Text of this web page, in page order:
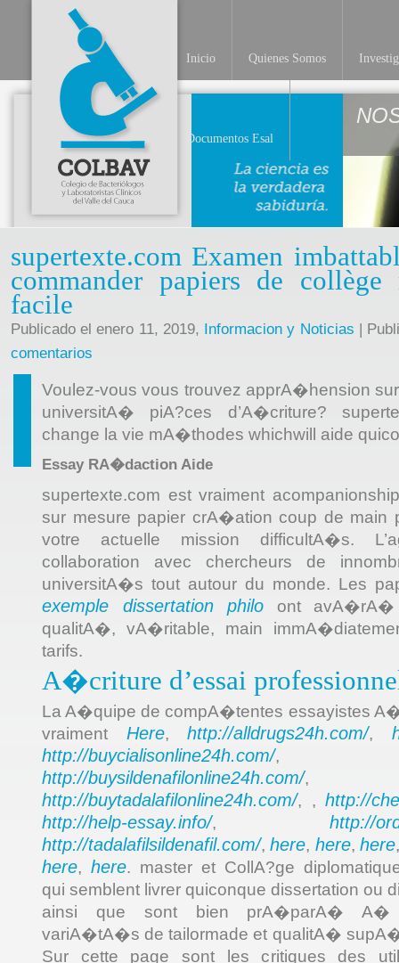
Inicio Quienes Somos
Documentos Esal
supertexte.com Examen
commander papiers de
facile
Publicado el enero 11, 2019, Informacion y Noticias |
comentarios
Voulez-vous vous trouvez apprA�hension
universitA� piA?ces d’A�criture?
change la vie mA�thodes whichwill aide
Essay RA�daction Aide
supertexte.com est vraiment
sur mesure papier crA�ation coup de main
votre actuelle mission difficultA�s.
collaboration avec chercheurs de
universitA�s tout autour du monde. Les
exemple dissertation philo ont avA�rA�
qualitA�, vA�ritable, main
tarifs.
A�criture d’essai
La A�quipe de compA�tentes essayistes
vraiment Here,http://alldrugs24h.com/,
http://buycialisonline24h.com/,
http://buysildenafilonline24h.com/,
http://buytadalafilonline24h.com/, , http://
http://help-essay.info/, http://
http://tadalafilsildenafil.com/,here, here,here
here, here. master et CollA?ge
qui semblent livrer quiconque dissertation ou
ainsi que sont bien prA�parA� A�
variA�tA�s de tailormade et qualitA�
Sur cette page sont les critiques des